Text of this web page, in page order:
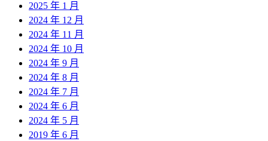
2025 年 1 月
2024 年 12 月
2024 年 11 月
2024 年 10 月
2024 年 9 月
2024 年 8 月
2024 年 7 月
2024 年 6 月
2024 年 5 月
2019 年 6 月